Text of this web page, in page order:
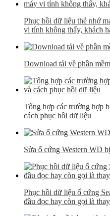
Phục hồi dữ liệu thẻ nhớ
vi tính không thấy, khách
Download tải về phần
Tổng hợp các trường hợp
cách phục hồi dữ liệu
Sửa ổ cứng Western WD
Phục hồi dữ liệu ổ cứng
đầu đọc hay còn gọi là